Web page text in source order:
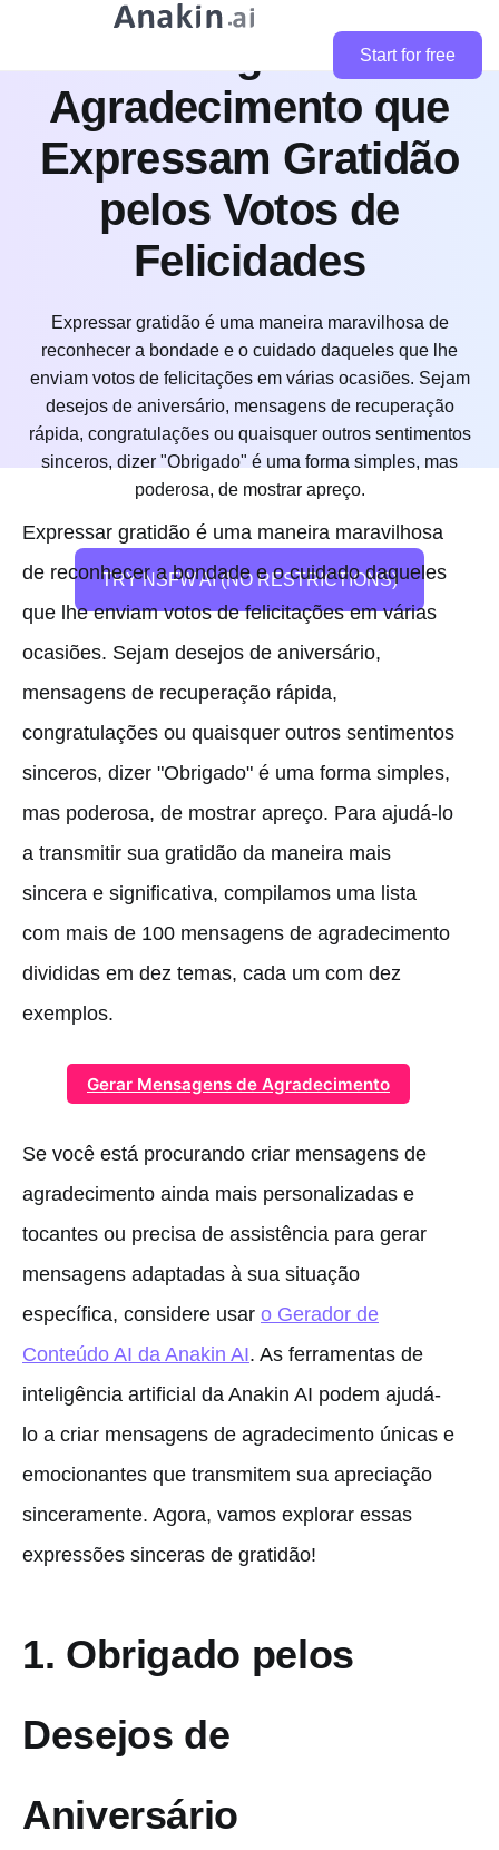
Start for free
Mensagens de
Agradecimento que
Expressam Gratidão
pelos Votos de
Felicidades
Expressar gratidão é uma maneira maravilhosa de
reconhecer a bondade e o cuidado daqueles que lhe
enviam votos de felicitações em várias ocasiões. Sejam
desejos de aniversário, mensagens de recuperação
rápida, congratulações ou quaisquer outros sentimentos
sinceros, dizer "Obrigado" é uma forma simples, mas
poderosa, de mostrar apreço.
TRY NSFW AI (NO RESTRICTIONS)
Expressar gratidão é uma maneira maravilhosa
de reconhecer a bondade e o cuidado daqueles
que lhe enviam votos de felicitações em várias
ocasiões. Sejam desejos de aniversário,
mensagens de recuperação rápida,
congratulações ou quaisquer outros sentimentos
sinceros, dizer "Obrigado" é uma forma simples,
mas poderosa, de mostrar apreço. Para ajudá-lo
a transmitir sua gratidão da maneira mais
sincera e significativa, compilamos uma lista
com mais de 100 mensagens de agradecimento
divididas em dez temas, cada um com dez
exemplos.
Gerar Mensagens de Agradecimento
Se você está procurando criar mensagens de
agradecimento ainda mais personalizadas e
tocantes ou precisa de assistência para gerar
mensagens adaptadas à sua situação
específica, considere usar o Gerador de
Conteúdo AI da Anakin AI. As ferramentas de
inteligência artificial da Anakin AI podem ajudá-
lo a criar mensagens de agradecimento únicas e
emocionantes que transmitem sua apreciação
sinceramente. Agora, vamos explorar essas
expressões sinceras de gratidão!
1. Obrigado pelos
Desejos de
Aniversário